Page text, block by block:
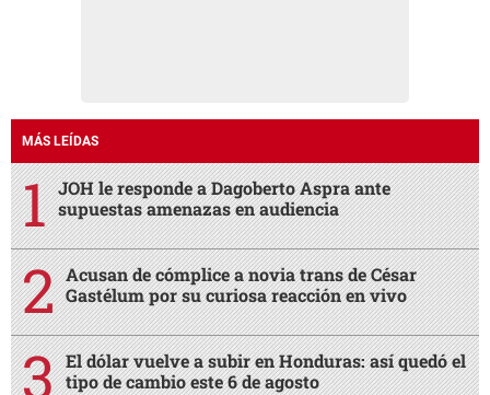
MÁS LEÍDAS
JOH le responde a Dagoberto Aspra ante
supuestas amenazas en audiencia
Acusan de cómplice a novia trans de César
Gastélum por su curiosa reacción en vivo
El dólar vuelve a subir en Honduras: así quedó el
tipo de cambio este 6 de agosto